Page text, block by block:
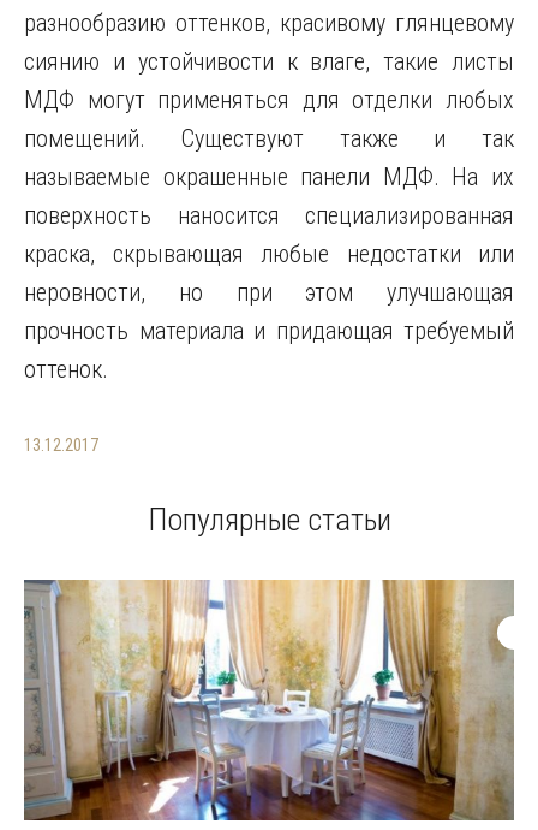
разнообразию оттенков, красивому глянцевому
сиянию и устойчивости к влаге, такие листы
МДФ могут применяться для отделки любых
помещений. Существуют также и так
называемые окрашенные панели МДФ. На их
поверхность наносится специализированная
краска, скрывающая любые недостатки или
неровности, но при этом улучшающая
прочность материала и придающая требуемый
оттенок.
13.12.2017
Популярные статьи